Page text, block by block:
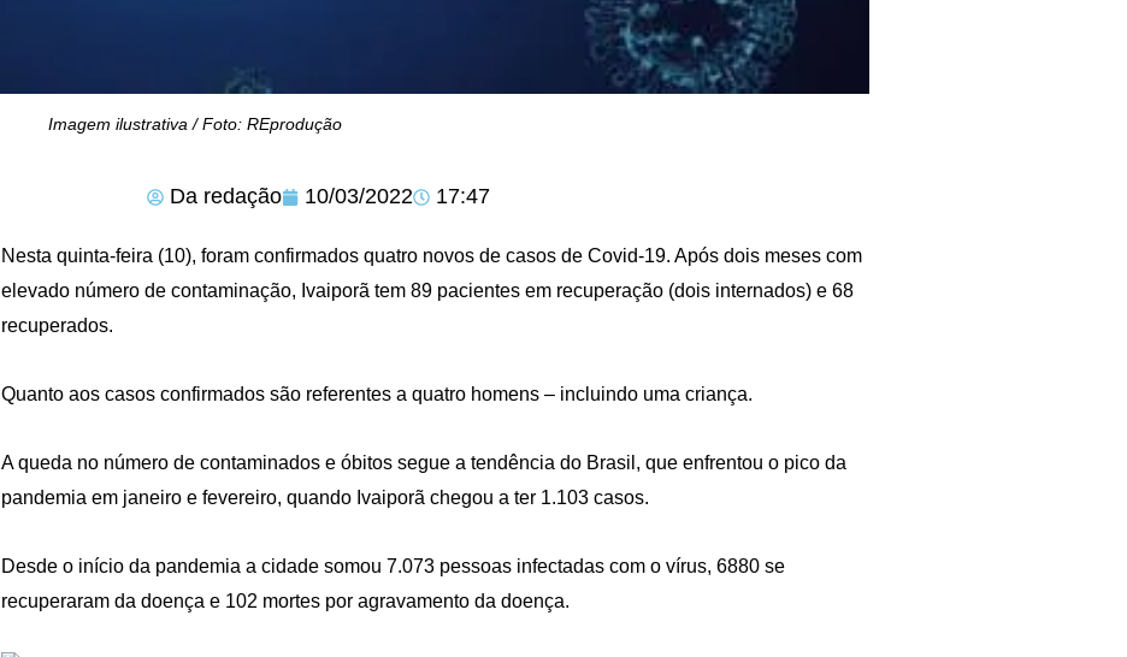
Imagem ilustrativa / Foto: REprodução
Da redação 10/03/2022 17:47
Nesta quinta-feira (10), foram confirmados quatro novos de casos de Covid-19. Após dois meses com
elevado número de contaminação, Ivaiporã tem 89 pacientes em recuperação (dois internados) e 68
recuperados.
Quanto aos casos confirmados são referentes a quatro homens – incluindo uma criança.
A queda no número de contaminados e óbitos segue a tendência do Brasil, que enfrentou o pico da
pandemia em janeiro e fevereiro, quando Ivaiporã chegou a ter 1.103 casos.
Desde o início da pandemia a cidade somou 7.073 pessoas infectadas com o vírus, 6880 se
recuperaram da doença e 102 mortes por agravamento da doença.